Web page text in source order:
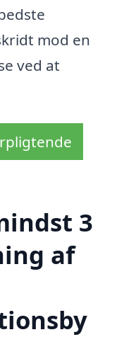
mod en
ved at
3
af